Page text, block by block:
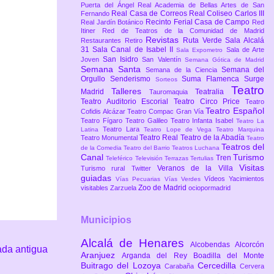
antigua
Puerta del Ángel
Real Academia de Bellas Artes de San
Fernando Real Casa de Correos Real Coliseo Carlos III
Real Jardín Botánico Recinto Ferial Casa de Campo Red
Itiner
Red de Teatros de la Comunidad de Madrid
Restaurantes
Retiro Revistas Ruta VerdeSala Alcalá
31Sala Canal de Isabel IISala Expometro Sala de Arte
JovenSan IsidroSan Valentín Semana Gótica de Madrid
Semana Santa Semana de la Ciencia Semana del
Orgullo Senderismo SorteosSuma FlamencaSurge
Madrid Talleres Tauromaquia Teatralia Teatro
Teatro Auditorio Escorial Teatro Circo Price Teatro
Cofidis AlcázarTeatro Compac Gran Vía Teatro Español
Teatro Fígaro Teatro Galileo Teatro Infanta IsabelTeatro La
Latina Teatro LaraTeatro Lope de Vega Teatro Marquina
Teatro Monumental Teatro Real Teatro de la Abadía Teatro
de la Comedia Teatro del Barrio Teatros Luchana Teatros del
CanalTeleférico TelevisiónTerrazasTertulias Tren Turismo
Turismo rural Twitter Veranos de la VillaVisitas
guiadasVías Pecuarias Vías Verdes VídeosYacimientos
visitables Zarzuela Zoo de Madrid ociopormadrid
Municipios
Alcalá de Henares Alcobendas Alcorcón
AranjuezArganda del Rey Boadilla del Monte
Buitrago del LozoyaCarabaña CercedillaCervera